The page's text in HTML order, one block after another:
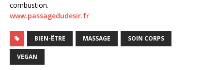
combustion.
www.passagedudesir.fr
BIEN-ÊTRE MASSAGE SOIN CORPS
VEGAN